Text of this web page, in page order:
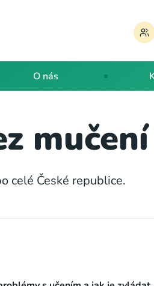
O nás
mučení
celé České republice.